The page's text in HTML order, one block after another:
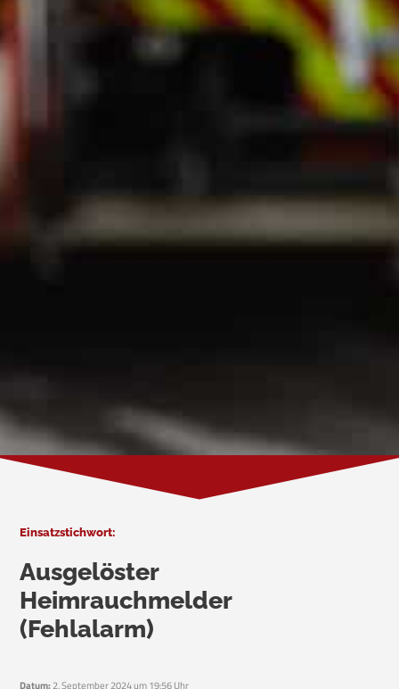
Einsatzstichwort:
Ausgelöster
Heimrauchmelder
(Fehlalarm)
Datum:2. September 2024 um 19:56 Uhr